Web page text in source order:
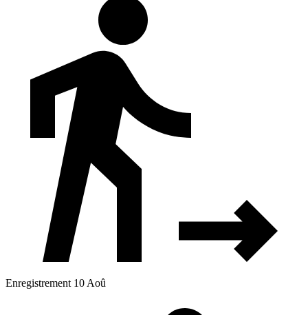
Enregistrement 10 Aoû